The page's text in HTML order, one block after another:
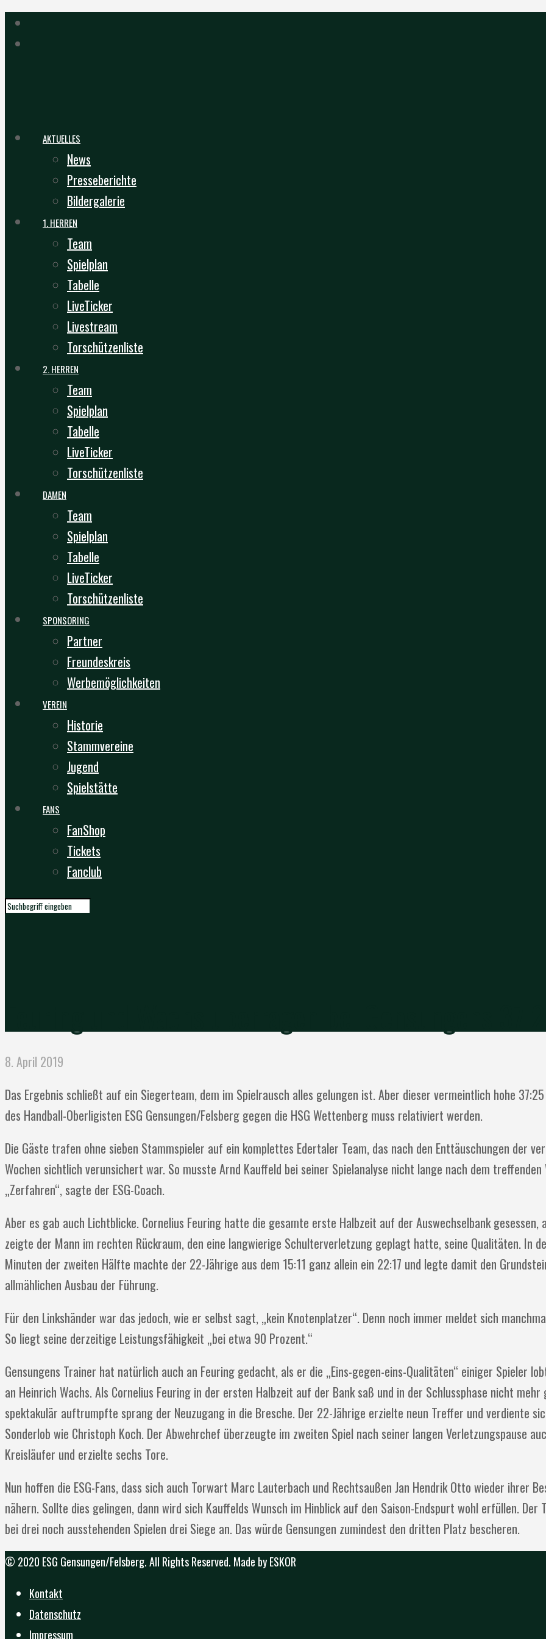
AKTUELLES
News
Presseberichte
Bildergalerie
1. HERREN
Team
Spielplan
Tabelle
LiveTicker
Livestream
Torschützenliste
2. HERREN
Team
Spielplan
Tabelle
LiveTicker
Torschützenliste
DAMEN
Team
Spielplan
Tabelle
LiveTicker
Torschützenliste
SPONSORING
Partner
Freundeskreis
Werbemöglichkeiten
VEREIN
Historie
Stammvereine
Jugend
Spielstätte
FANS
FanShop
Tickets
Fanclub
8. April 2019
Das Ergebnis schließt auf ein Siegerteam, dem im Spielrausch alles gelungen ist. Aber dieser vermeintlich hohe
des Handball-Oberligisten ESG Gensungen/Felsberg gegen die HSG Wettenberg muss relativiert werden.
Die Gäste trafen ohne sieben Stammspieler auf ein komplettes Edertaler Team, das nach den Enttäuschungen der
Wochen sichtlich verunsichert war. So musste Arnd Kauffeld bei seiner Spielanalyse nicht lange nach dem treffenden
„Zerfahren“, sagte der ESG-Coach.
Aber es gab auch Lichtblicke. Cornelius Feuring hatte die gesamte erste Halbzeit auf der Auswechselbank gesessen,
zeigte der Mann im rechten Rückraum, den eine langwierige Schulterverletzung geplagt hatte, seine Qualitäten. In
Minuten der zweiten Hälfte machte der 22-Jährige aus dem 15:11 ganz allein ein 22:17 und legte damit den
allmählichen Ausbau der Führung.
Für den Linkshänder war das jedoch, wie er selbst sagt, „kein Knotenplatzer“. Denn noch immer meldet sich
So liegt seine derzeitige Leistungsfähigkeit „bei etwa 90 Prozent.“
Gensungens Trainer hat natürlich auch an Feuring gedacht, als er die „Eins-gegen-eins-Qualitäten“ einiger Spieler
an Heinrich Wachs. Als Cornelius Feuring in der ersten Halbzeit auf der Bank saß und in der Schlussphase nicht mehr
spektakulär auftrumpfte sprang der Neuzugang in die Bresche. Der 22-Jährige erzielte neun Treffer und verdiente
Sonderlob wie Christoph Koch. Der Abwehrchef überzeugte im zweiten Spiel nach seiner langen Verletzungspause
Kreisläufer und erzielte sechs Tore.
Nun hoffen die ESG-Fans, dass sich auch Torwart Marc Lauterbach und Rechtsaußen Jan Hendrik Otto wieder ihrer
nähern. Sollte dies gelingen, dann wird sich Kauffelds Wunsch im Hinblick auf den Saison-Endspurt wohl erfüllen. Der
bei drei noch ausstehenden Spielen drei Siege an. Das würde Gensungen zumindest den dritten Platz bescheren.
© 2020 ESG Gensungen/Felsberg. All Rights Reserved. Made by ESKOR
Kontakt
Datenschutz
Impressum